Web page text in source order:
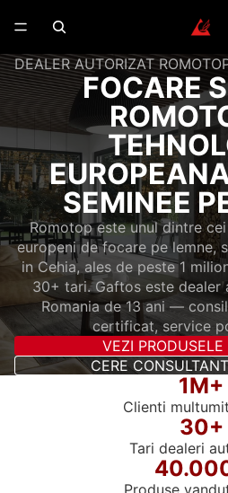
DEALER AUTORIZAT
FOCARE
SEMINEE
Romotop este unul dintre
europeni de focare pe lemne,
in Cehia, ales de peste 1
30+ tari. Gaftos este
Romania de 13 ani —
certificat, service
VEZI
CERE
1M+
Clienti
30+
Tari dealeri
Produse